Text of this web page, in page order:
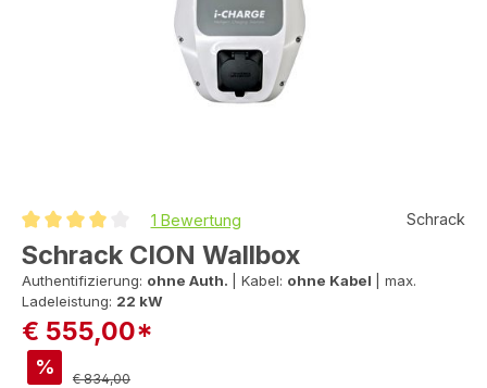
Durchschnittliche Bewertung von 4 von 5 Sternen
1 Bewertung Schrack
Schrack CION Wallbox
Authentifizierung: ohne Auth. Kabel: ohne Kabel
max.
Ladeleistung: 22 kW
€ 555,00*
% Regulärer Preis:
€ 834,00